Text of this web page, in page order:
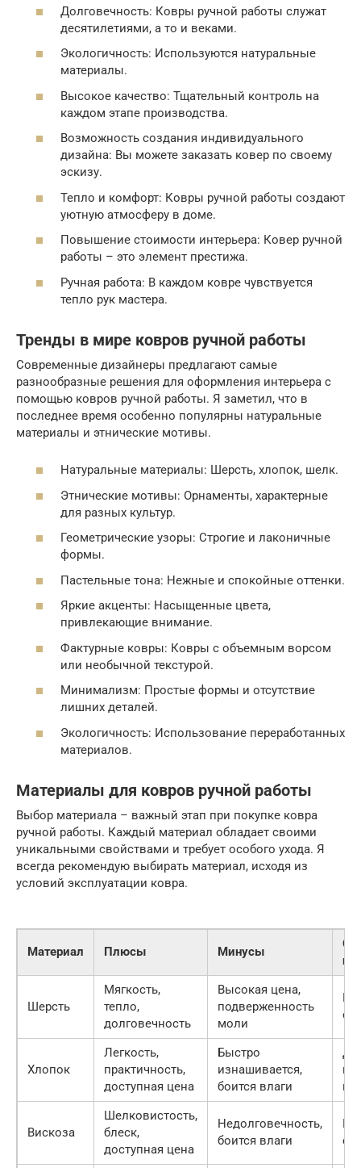
Долговечность: Ковры ручной работы служат
десятилетиями, а то и веками.
Экологичность: Используются натуральные
материалы.
Высокое качество: Тщательный контроль на
каждом этапе производства.
Возможность создания индивидуального
дизайна: Вы можете заказать ковер по своему
эскизу.
Тепло и комфорт: Ковры ручной работы создают
уютную атмосферу в доме.
Повышение стоимости интерьера: Ковер ручной
работы – это элемент престижа.
Ручная работа: В каждом ковре чувствуется
тепло рук мастера.
Тренды в мире ковров ручной работы
Современные дизайнеры предлагают самые
разнообразные решения для оформления интерьера с
помощью ковров ручной работы. Я заметил, что в
последнее время особенно популярны натуральные
материалы и этнические мотивы.
Натуральные материалы: Шерсть, хлопок, шелк.
Этнические мотивы: Орнаменты, характерные
для разных культур.
Геометрические узоры: Строгие и лаконичные
формы.
Пастельные тона: Нежные и спокойные оттенки.
Яркие акценты: Насыщенные цвета,
привлекающие внимание.
Фактурные ковры: Ковры с объемным ворсом
или необычной текстурой.
Минимализм: Простые формы и отсутствие
лишних деталей.
Экологичность: Использование переработанных
материалов.
Материалы для ковров ручной работы
Выбор материала – важный этап при покупке ковра
ручной работы. Каждый материал обладает своими
уникальными свойствами и требует особого ухода. Я
всегда рекомендую выбирать материал, исходя из
условий эксплуатации ковра.
Материал Плюсы Минусы
Шерсть
Мягкость,
тепло,
долговечность
Высокая цена,
подверженность
моли
Хлопок
Легкость,
практичность,
доступная цена
Быстро
изнашивается,
боится влаги
Вискоза
Шелковистость,
блеск,
доступная цена
Недолговечность,
боится влаги